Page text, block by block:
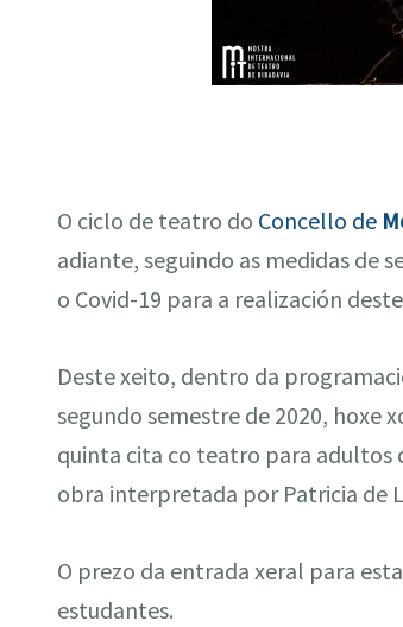
O ciclo de teatro do Concello de
adiante, seguindo as medidas de
o Covid-19 para a realización
Deste xeito, dentro da
segundo semestre de 2020, hoxe
quinta cita co teatro para adultos
obra interpretada por Patricia de
O prezo da entrada xeral para
estudantes.